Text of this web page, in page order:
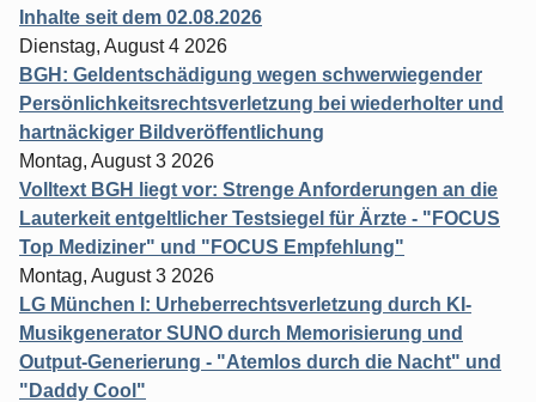
Inhalte seit dem 02.08.2026
Dienstag, August 4 2026
BGH: Geldentschädigung wegen schwerwiegender
Persönlichkeitsrechtsverletzung bei wiederholter und
hartnäckiger Bildveröffentlichung
Montag, August 3 2026
Volltext BGH liegt vor: Strenge Anforderungen an die
Lauterkeit entgeltlicher Testsiegel für Ärzte - "FOCUS
Top Mediziner" und "FOCUS Empfehlung"
Montag, August 3 2026
LG München I: Urheberrechtsverletzung durch KI-
Musikgenerator SUNO durch Memorisierung und
Output-Generierung - "Atemlos durch die Nacht" und
"Daddy Cool"